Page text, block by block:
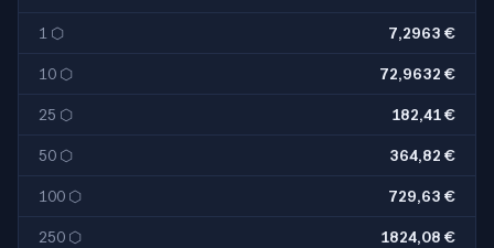
1 ⬡ 7,2963 €
10 ⬡ 72,9632 €
25 ⬡ 182,41 €
50 ⬡ 364,82 €
100 ⬡ 729,63 €
250 ⬡ 1824,08 €